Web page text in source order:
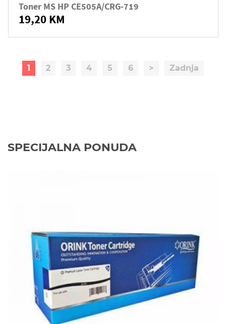
Toner MS HP CE505A/CRG-719
19,20 KM
1 2 3 4 5 6 > Zadnja
SPECIJALNA PONUDA